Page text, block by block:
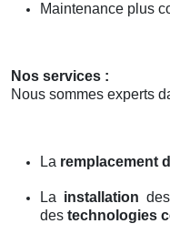
Maintenance plus
Nos services :
Nous sommes experts
La remplacement
La installation
des technologies